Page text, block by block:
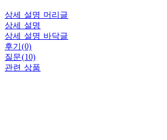
상세 설명 머리글
상세 설명
상세 설명 바닥글
후기(0)
질문(10)
관련 상품